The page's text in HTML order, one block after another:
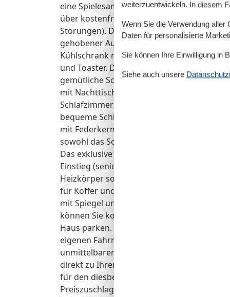
eine Spielesammlung sowie zahlreiche
über kostenfreies WLAN (ohne Gewähr -
Störungen). Die offene und moderne
gehobener Ausstattung mit 4-Zonen-
Kühlschrank mit Gefrierfach,
und Toaster. Die Küche ist mit Geschirr,
gemütliche Schlafbereich ist mit einem
mit Nachttischlampen sowie einem
Schlafzimmer steht Ihnen ebenfalls ein
bequeme Schlafmöglichkeit für eine
mit Federkernmatratze (ca. 1,60 m breit)
sowohl das Schlafzimmer wie auch das
Das exklusive und modern gestaltete
Einstieg (seniorenfreundlich!),
Heizkörper sowie ausreichend
für Koffer und Gepäck zur Wohnung. Ihre
mit Spiegel und Kommode im geräumigen
können Sie kostenfrei auf einem zu Ihrer
Haus parken. Ihre Fahrräder können Sie
eigenen Fahrräder mitbringen, können Sie
unmittelbarer Nähe Ihrer Wohnanlage
direkt zu Ihrer Urlaubsunterkunft geliefert.
für den diesbezüglich erhöhten
Preiszuschlag erhoben (siehe Preise). Das
weiterzuentwickeln. In diesem
Wenn Sie die Verwendung
Daten für personalisierte
Sie können Ihre Einwilligung in
Siehe auch unsere